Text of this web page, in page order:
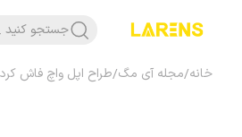
جستجو کنید
خانه/مجله آی مگ/طراح اپل واچ فاش